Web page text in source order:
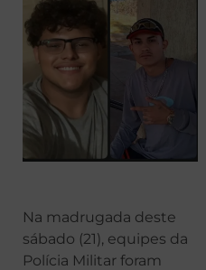
Na madrugada deste
sábado (21), equipes da
Polícia Militar foram